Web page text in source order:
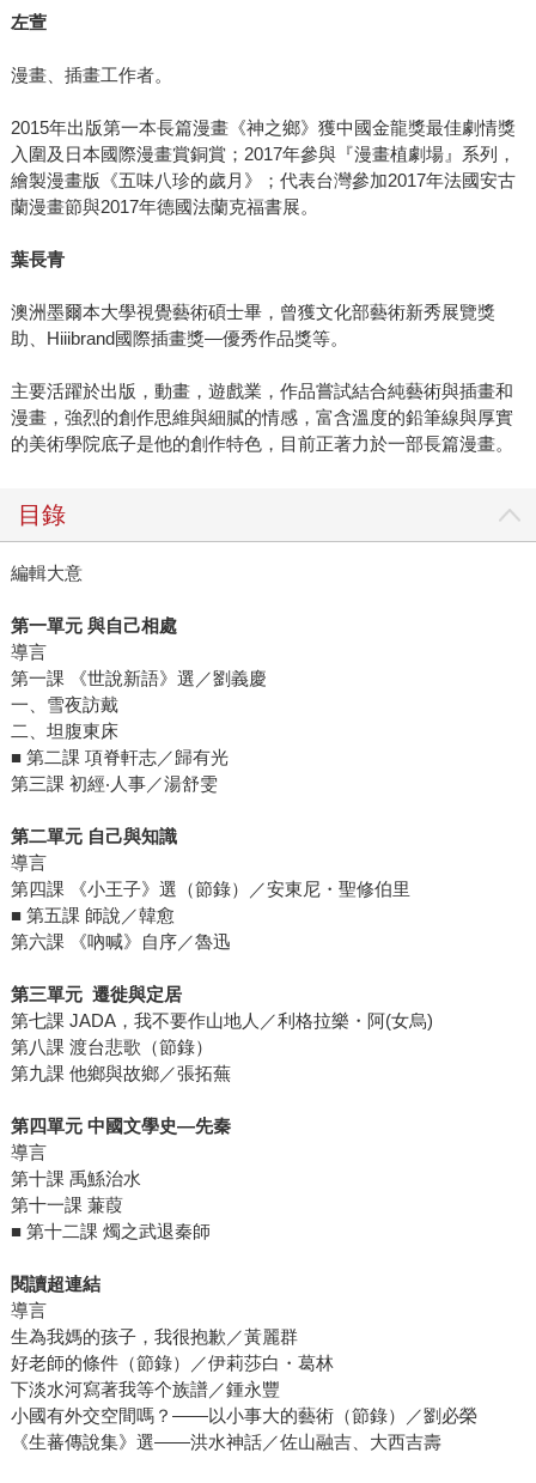
左萱
漫畫、插畫工作者。
2015年出版第一本長篇漫畫《神之鄉》獲中國金龍獎最佳劇情獎
入圍及日本國際漫畫賞銅賞；2017年參與『漫畫植劇場』系列，
繪製漫畫版《五味八珍的歲月》；代表台灣參加2017年法國安古
蘭漫畫節與2017年德國法蘭克福書展。
葉長青
澳洲墨爾本大學視覺藝術碩士畢，曾獲文化部藝術新秀展覽獎
助、Hiiibrand國際插畫獎—優秀作品獎等。
主要活躍於出版，動畫，遊戲業，作品嘗試結合純藝術與插畫和
漫畫，強烈的創作思維與細膩的情感，富含溫度的鉛筆線與厚實
的美術學院底子是他的創作特色，目前正著力於一部長篇漫畫。
目錄
編輯大意
第一單元 與自己相處
導言
第一課 《世說新語》選／劉義慶
一、雪夜訪戴
二、坦腹東床
■ 第二課 項脊軒志／歸有光
第三課 初經‧人事／湯舒雯
第二單元 自己與知識
導言
第四課 《小王子》選（節錄）／安東尼・聖修伯里
■ 第五課 師說／韓愈
第六課 《吶喊》自序／魯迅
第三單元 遷徙與定居
第七課 JADA，我不要作山地人／利格拉樂・阿(女烏)
第八課 渡台悲歌（節錄）
第九課 他鄉與故鄉／張拓蕪
第四單元 中國文學史—先秦
導言
第十課 禹鯀治水
第十一課 蒹葭
■ 第十二課 燭之武退秦師
閱讀超連結
導言
生為我媽的孩子，我很抱歉／黃麗群
好老師的條件（節錄）／伊莉莎白・葛林
下淡水河寫著我等个族譜／鍾永豐
小國有外交空間嗎？——以小事大的藝術（節錄）／劉必榮
《生蕃傳說集》選——洪水神話／佐山融吉、大西吉壽